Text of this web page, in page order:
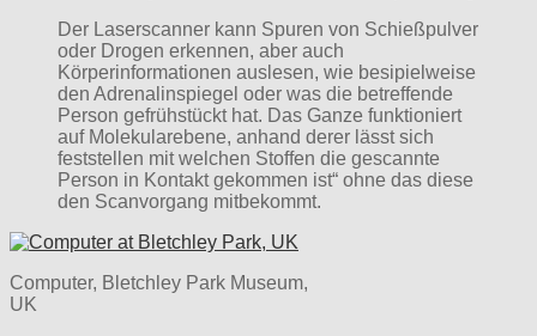
Der Laserscanner kann Spuren von Schießpulver
oder Drogen erkennen, aber auch
Körperinformationen auslesen, wie besipielweise
den Adrenalinspiegel oder was die betreffende
Person gefrühstückt hat. Das Ganze funktioniert
auf Molekularebene, anhand derer lässt sich
feststellen mit welchen Stoffen die gescannte
Person in Kontakt gekommen ist“ ohne das diese
den Scanvorgang mitbekommt.
Computer, Bletchley Park Museum,
UK